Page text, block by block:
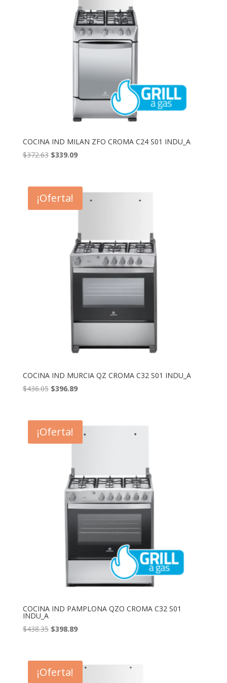
COCINA IND MILAN ZFO CROMA C24 S01 INDU_A
$372.63 El
era:
$372.63.
$339.09El
es:
$339.09.
¡Oferta!
COCINA IND MURCIA QZ CROMA C32 S01 INDU_A
$436.05 El
era:
$436.05.
$396.89El
es:
$396.89.
¡Oferta!
COCINA IND PAMPLONA QZO CROMA C32 S01
INDU_A
$438.35 El
era:
$438.35.
$398.89El
es:
¡Oferta!